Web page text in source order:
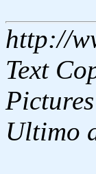
http://
Text
Ultimo